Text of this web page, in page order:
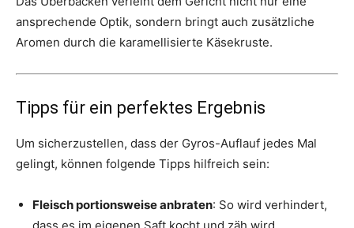
ansprechende Optik, sondern bringt auch zusätzliche
Aromen durch die karamellisierte Käsekruste.
Tipps für ein perfektes Ergebnis
Um sicherzustellen, dass der Gyros-Auflauf jedes Mal
gelingt, können folgende Tipps hilfreich sein:
Fleisch portionsweise anbraten: So wird verhindert,